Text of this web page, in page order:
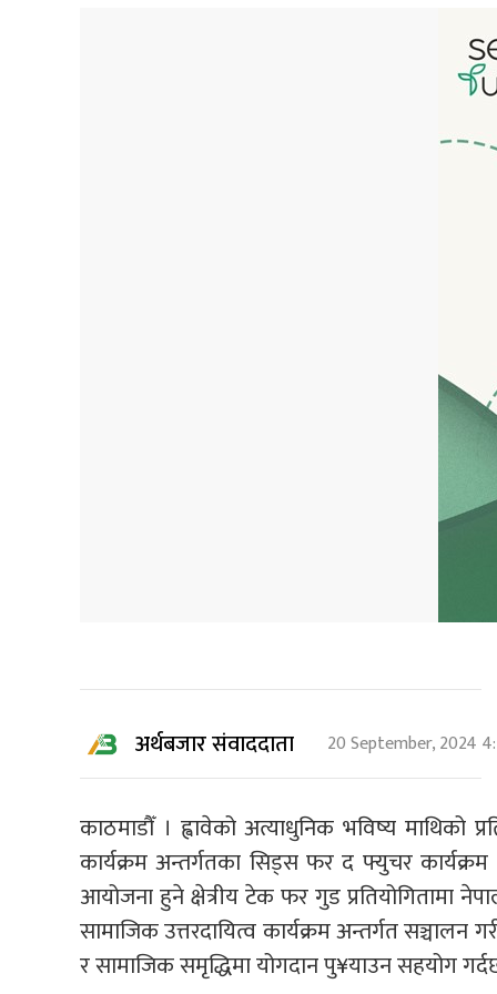
अर्थबजार संवाददाता 20 September, 2024
काठमाडौँ । ह्वावेको अत्याधुनिक भविष्य माथिको
कार्यक्रम अन्तर्गतका सिड्स फर द फ्युचर
आयोजना हुने क्षेत्रीय टेक फर गुड प्रतियोगितामा
सामाजिक उत्तरदायित्व कार्यक्रम अन्तर्गत सञ्चालन
र सामाजिक समृद्धिमा योगदान पु¥याउन सहयोग